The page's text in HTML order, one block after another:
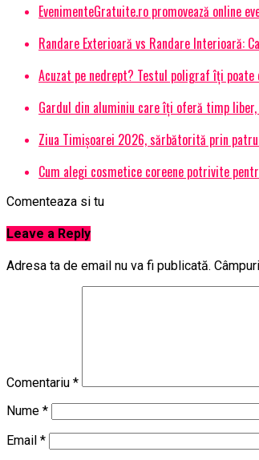
EvenimenteGratuite.ro promovează online
Randare Exterioară vs Randare Interioară:
Acuzat pe nedrept? Testul poligraf îţi
Gardul din aluminiu care îți oferă timp
Ziua Timișoarei 2026, sărbătorită prin
Cum alegi cosmetice coreene potrivite
Comenteaza si tu
Leave a Reply
Adresa ta de email nu va fi publicată.
Comentariu *
Nume *
Email *